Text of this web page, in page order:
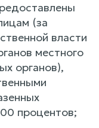
(за
власти
местного
органов),
процентов;